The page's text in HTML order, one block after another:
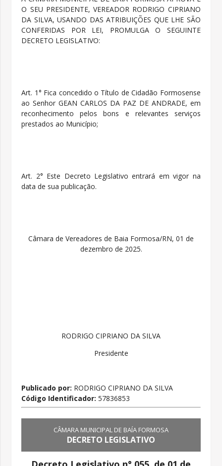
O SEU PRESIDENTE, VEREADOR RODRIGO CIPRIANO
DA SILVA, USANDO DAS ATRIBUIÇÕES QUE LHE SÃO
CONFERIDAS POR LEI, PROMULGA O SEGUINTE
DECRETO LEGISLATIVO:
Art. 1° Fica concedido o Título de Cidadão Formosense
ao SenhorGEAN CARLOS DA PAZ DE ANDRADE, em
reconhecimento pelos bons e relevantes serviços
prestados ao Município;
Art. 2° Este Decreto Legislativo entrará em vigor na
data de sua publicação.
Câmara de Vereadores de Baia Formosa/RN, 01 de
dezembro de 2025.
RODRIGO CIPRIANO DA SILVA
Presidente
Publicado por: RODRIGO CIPRIANO DA SILVA
Código Identificador:57836853
CÂMARA MUNICIPAL DE BAÍA FORMOSA
DECRETO LEGISLATIVO